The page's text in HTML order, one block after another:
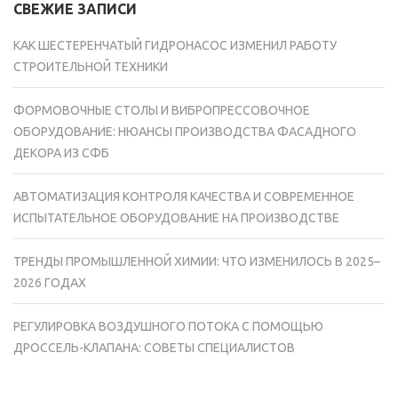
СВЕЖИЕ ЗАПИСИ
КАК ШЕСТЕРЕНЧАТЫЙ ГИДРОНАСОС ИЗМЕНИЛ РАБОТУ
СТРОИТЕЛЬНОЙ ТЕХНИКИ
ФОРМОВОЧНЫЕ СТОЛЫ И ВИБРОПРЕССОВОЧНОЕ
ОБОРУДОВАНИЕ: НЮАНСЫ ПРОИЗВОДСТВА ФАСАДНОГО
ДЕКОРА ИЗ СФБ
АВТОМАТИЗАЦИЯ КОНТРОЛЯ КАЧЕСТВА И СОВРЕМЕННОЕ
ИСПЫТАТЕЛЬНОЕ ОБОРУДОВАНИЕ НА ПРОИЗВОДСТВЕ
ТРЕНДЫ ПРОМЫШЛЕННОЙ ХИМИИ: ЧТО ИЗМЕНИЛОСЬ В 2025–
2026 ГОДАХ
РЕГУЛИРОВКА ВОЗДУШНОГО ПОТОКА С ПОМОЩЬЮ
ДРОССЕЛЬ-КЛАПАНА: СОВЕТЫ СПЕЦИАЛИСТОВ